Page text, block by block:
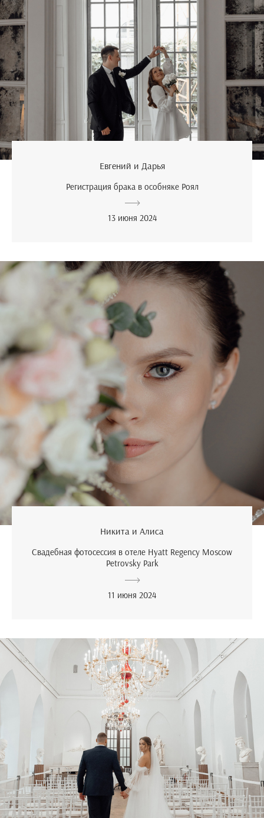
Евгений и Дарья
Регистрация брака в особняке Роял
13 июня 2024
Никита и Алиса
Свадебная фотосессия в отеле Hyatt Regency Moscow
Petrovsky Park
11 июня 2024